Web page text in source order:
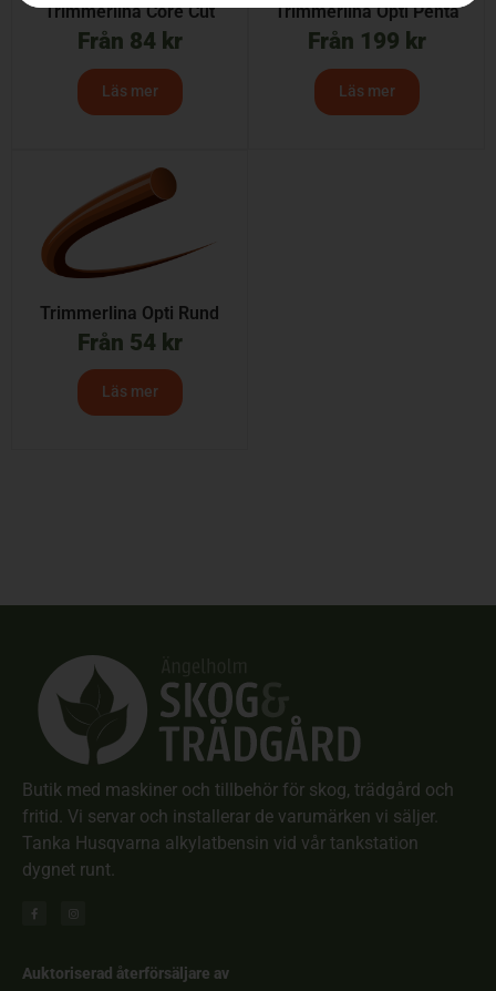
Trimmerlina Core Cut
Från 84 kr
Läs mer
Trimmerlina Opti Penta
Från 199 kr
Läs mer
Trimmerlina Opti Rund
Från 54 kr
Läs mer
Butik med maskiner och tillbehör för skog, trädgård och
fritid. Vi servar och installerar de varumärken vi säljer.
Tanka Husqvarna alkylatbensin vid vår tankstation
dygnet runt.
Auktoriserad återförsäljare av